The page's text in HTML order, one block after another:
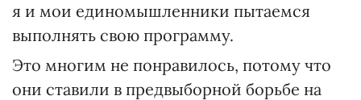
я и мои единомышленники пытаемся
выполнять свою программу.
Это многим не понравилось, потому что
они ставили в предвыборной борьбе на